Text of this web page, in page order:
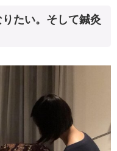
たい。そして鍼灸